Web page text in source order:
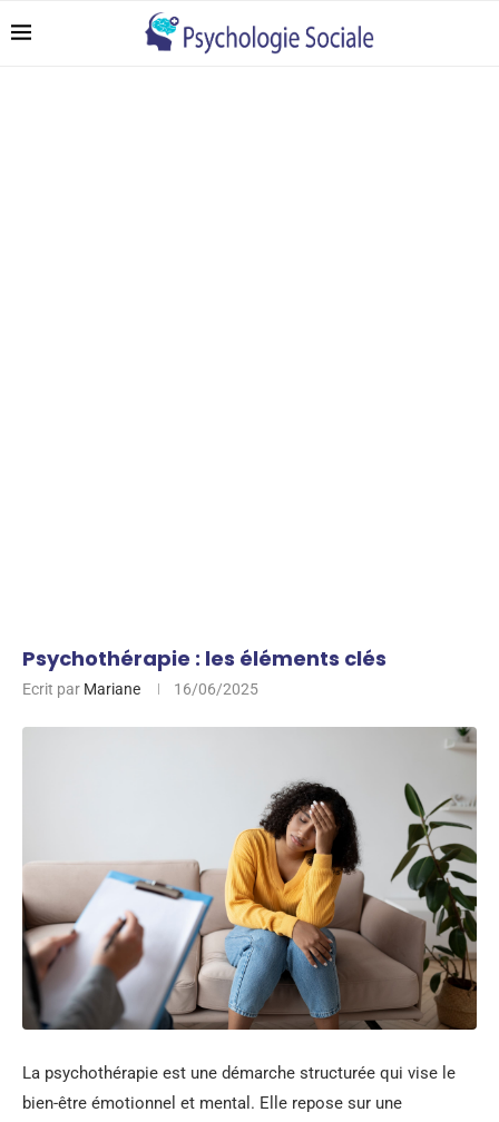
Psychothérapie : les éléments clés
Ecrit par Mariane 16/06/2025
La psychothérapie est une démarche structurée qui vise le
bien-être émotionnel et mental. Elle repose sur une